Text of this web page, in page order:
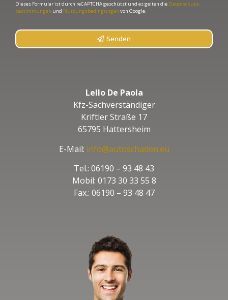
Dieses Formular ist durch reCAPTCHA geschützt und es gelten die Datenschutz­
bestimmungen und Nutzungs­bedingungen von Google.
Senden
Lello De Paola
Kfz-Sachverständiger
Kriftler Straße 17
65795 Hattersheim
E-Mail: info@autoschaden.eu
Tel.: 06190 – 93 48 43
Mobil: 0173 30 33 55 8
Fax.: 06190 – 93 48 47